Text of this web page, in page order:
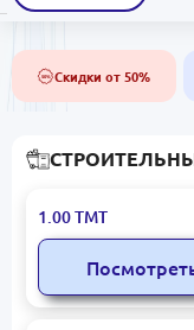
50% Скидки от 50%
BK BK-00050266 |
Профиль Белый
1.00ТМТ